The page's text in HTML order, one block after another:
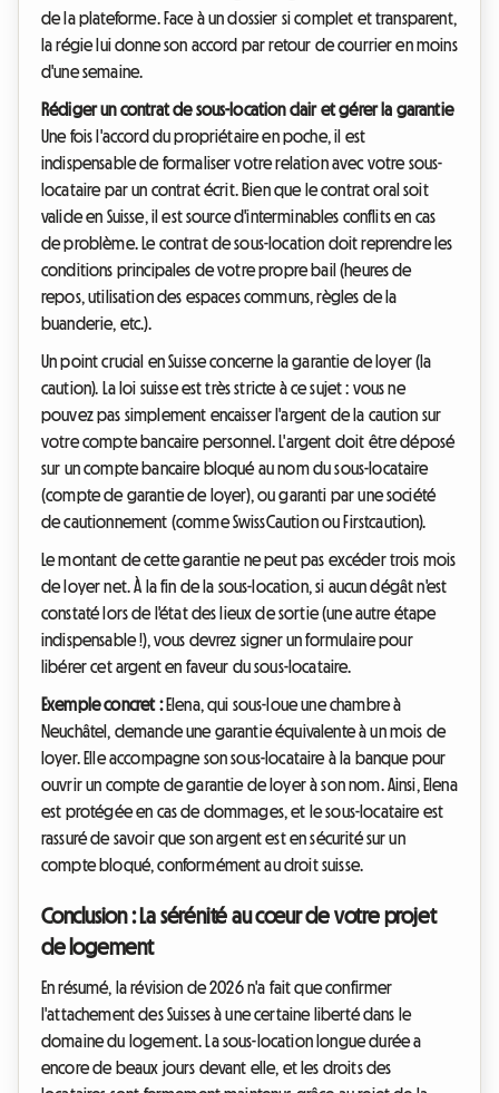
de la plateforme. Face à un dossier si complet et transparent,
la régie lui donne son accord par retour de courrier en moins
d'une semaine.
Rédiger un contrat de sous-location clair et gérer la garantie
Une fois l'accord du propriétaire en poche, il est
indispensable de formaliser votre relation avec votre sous-
locataire par un contrat écrit. Bien que le contrat oral soit
valide en Suisse, il est source d'interminables conflits en cas
de problème. Le contrat de sous-location doit reprendre les
conditions principales de votre propre bail (heures de
repos, utilisation des espaces communs, règles de la
buanderie, etc.).
Un point crucial en Suisse concerne la garantie de loyer (la
caution). La loi suisse est très stricte à ce sujet : vous ne
pouvez pas simplement encaisser l'argent de la caution sur
votre compte bancaire personnel. L'argent doit être déposé
sur un compte bancaire bloqué au nom du sous-locataire
(compte de garantie de loyer), ou garanti par une société
de cautionnement (comme SwissCaution ou Firstcaution).
Le montant de cette garantie ne peut pas excéder trois mois
de loyer net. À la fin de la sous-location, si aucun dégât n'est
constaté lors de l'état des lieux de sortie (une autre étape
indispensable !), vous devrez signer un formulaire pour
libérer cet argent en faveur du sous-locataire.
Exemple concret :Elena, qui sous-loue une chambre à
Neuchâtel, demande une garantie équivalente à un mois de
loyer. Elle accompagne son sous-locataire à la banque pour
ouvrir un compte de garantie de loyer à son nom. Ainsi, Elena
est protégée en cas de dommages, et le sous-locataire est
rassuré de savoir que son argent est en sécurité sur un
compte bloqué, conformément au droit suisse.
Conclusion : La sérénité au cœur de votre projet
de logement
En résumé, la révision de 2026 n'a fait que confirmer
l'attachement des Suisses à une certaine liberté dans le
domaine du logement. La sous-location longue durée a
encore de beaux jours devant elle, et les droits des